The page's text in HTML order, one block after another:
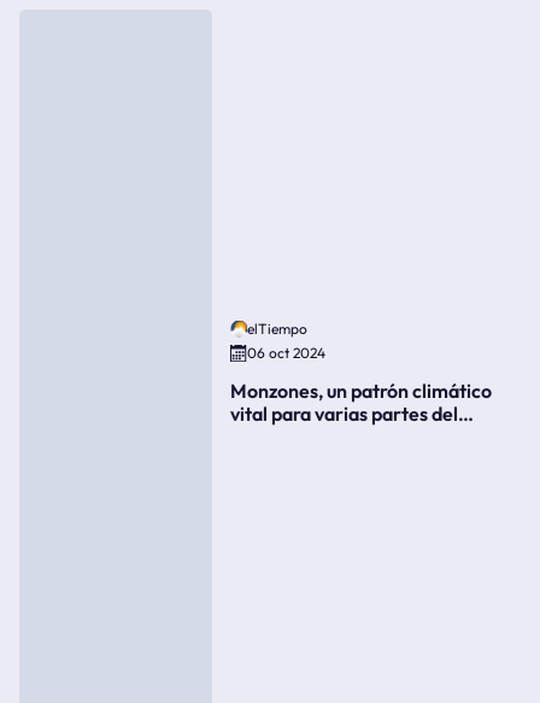
elTiempo
06 oct 2024
Monzones, un patrón climático
vital para varias partes del